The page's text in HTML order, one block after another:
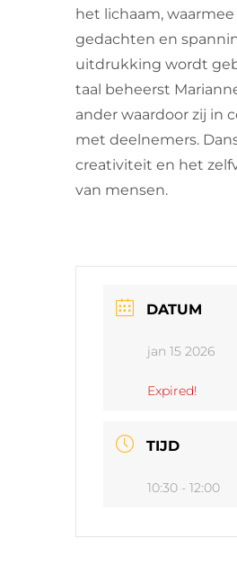
het lichaam,
gedachten en
uitdrukking wordt
taal beheerst
ander waardoor zij in
met deelnemers.
creativiteit en het
van mensen.
DATUM
jan 15 2026
Expired!
TIJD
10:30 - 12:00